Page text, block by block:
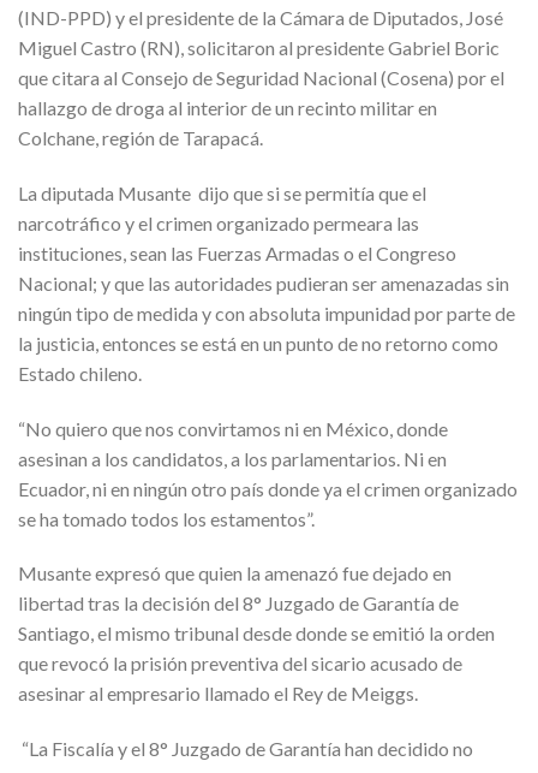
(IND-PPD) y el presidente de la Cámara de Diputados, José
Miguel Castro (RN), solicitaron al presidente Gabriel Boric
que citara al Consejo de Seguridad Nacional (Cosena) por el
hallazgo de droga al interior de un recinto militar en
Colchane, región de Tarapacá.
La diputada Musante dijo que si se permitía que el
narcotráfico y el crimen organizado permeara las
instituciones, sean las Fuerzas Armadas o el Congreso
Nacional; y que las autoridades pudieran ser amenazadas sin
ningún tipo de medida y con absoluta impunidad por parte de
la justicia, entonces se está en un punto de no retorno como
Estado chileno.
“No quiero que nos convirtamos ni en México, donde
asesinan a los candidatos, a los parlamentarios. Ni en
Ecuador, ni en ningún otro país donde ya el crimen organizado
se ha tomado todos los estamentos”.
Musante expresó que quien la amenazó fue dejado en
libertad tras la decisión del 8° Juzgado de Garantía de
Santiago, el mismo tribunal desde donde se emitió la orden
que revocó la prisión preventiva del sicario acusado de
asesinar al empresario llamado el Rey de Meiggs.
“La Fiscalía y el 8° Juzgado de Garantía han decidido no